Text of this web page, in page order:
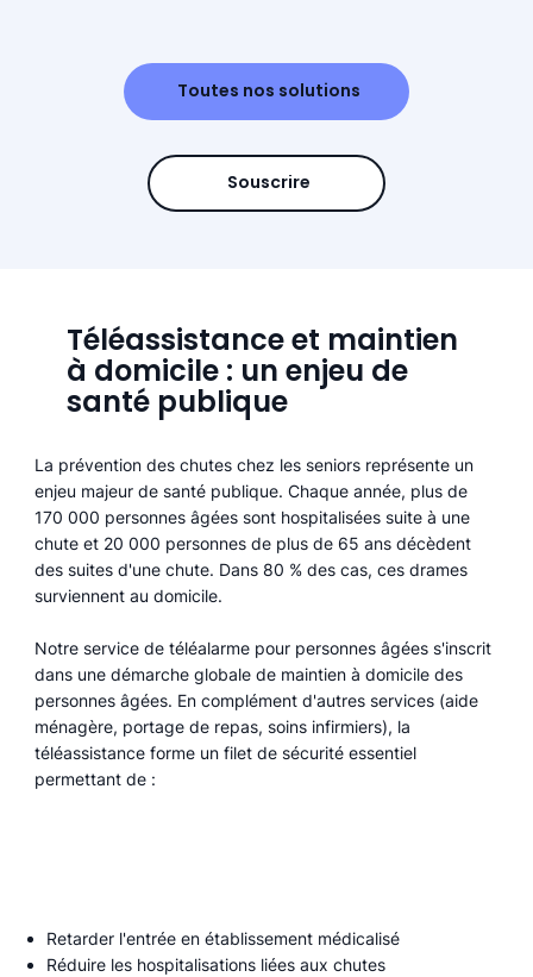
Toutes nos solutions
Souscrire
Téléassistance et maintien
à domicile : un enjeu de
santé publique
La prévention des chutes chez les seniors représente un
enjeu majeur de santé publique. Chaque année, plus de
170 000 personnes âgées sont hospitalisées suite à une
chute et 20 000 personnes de plus de 65 ans décèdent
des suites d'une chute. Dans 80 % des cas, ces drames
surviennent au domicile.
Notre service de téléalarme pour personnes âgées s'inscrit
dans une démarche globale de maintien à domicile des
personnes âgées. En complément d'autres services (aide
ménagère, portage de repas, soins infirmiers), la
téléassistance forme un filet de sécurité essentiel
permettant de :
Retarder l'entrée en établissement médicalisé
Réduire les hospitalisations liées aux chutes